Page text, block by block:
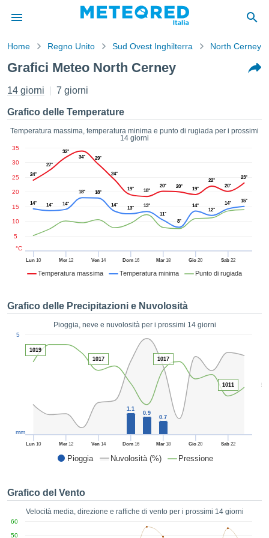
di
stati
da
che le
di
a
Web
le
per
senza
clic sul
ACCETTA
Home Regno Unito Sud Ovest Inghilterra North Cerney
Grafici Meteo North Cerney
14 giorni 7 giorni
Grafico delle Temperature
Temperatura massima, temperatura minima e punto di rugiada per i prossimi
14 giorni
Temperatura massima Temperatura minima Punto di rugiada
Lun 10 Mer12 Ven14 Dom16 Mar18 Gio 20 Sab22
5
10
15
20
25
30
35
°C
24°
27°
32°
34°
29°
24°
19° 18°
20° 20° 19°
22°
20°
23°
14° 14° 14°
18° 18°
14°
13°
13°
11°
8°
14°
12°
14° 15°
Grafico delle Precipitazioni e Nuvolosità
Pioggia, neve e nuvolosità per i prossimi 14 giorni
Pioggia Nuvolosità (%) Pressione
50
Lun 10 Mer12 Ven14 Dom16 Mar18 Gio 20 Sab22
5
mm
1.1
0.9
0.7
1019
1017
1017
1011
Grafico del Vento
Velocità media, direzione e raffiche di vento per i prossimi 14 giorni
50
60